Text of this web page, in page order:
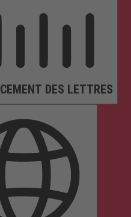
DES LETTRES